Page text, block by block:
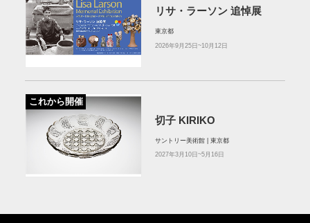
リサ・ラーソン 追悼展
東京都
2026年9月25日~10月12日
これから開催
切子 KIRIKO
サントリー美術館 | 東京都
2027年3月10日~5月16日